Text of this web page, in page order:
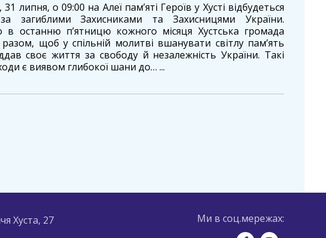
липня, о 09:00 на Алеї пам’яті Героїв у Хусті відбудеться
загиблими Захисниками та Захисницями України.
в останню п’ятницю кожного місяця Хустська громада
разом, щоб у спільній молитві вшанувати світлу пам’ять
своє життя за свободу й незалежність України. Такі
є виявом глибокої шани до… ...
Хуста, 27
Ми в соц.мережах: